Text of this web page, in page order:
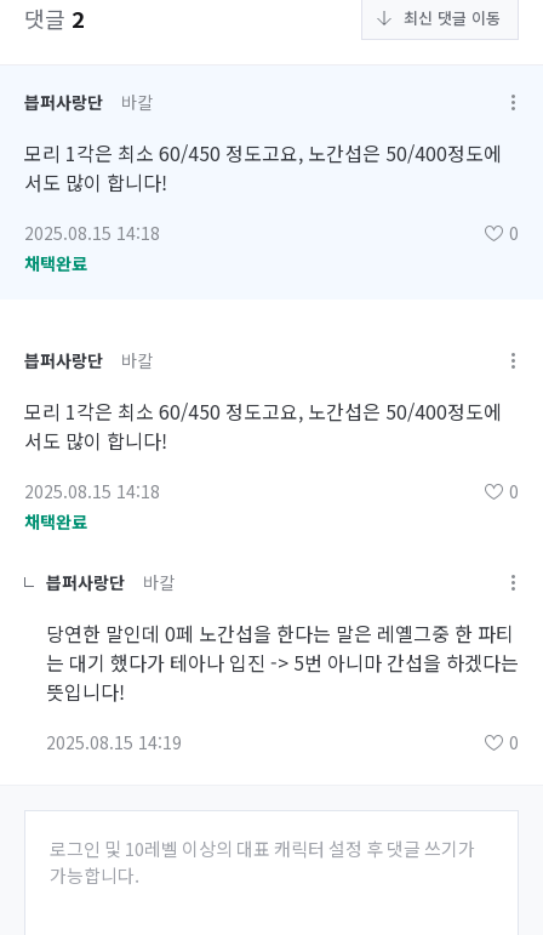
댓글 2 최신 댓글 이동
븝퍼사랑단 바칼
모리 1각은 최소 60/450 정도고요, 노간섭은 50/400정도에
서도 많이 합니다!
2025.08.15 14:18
0
채택완료
븝퍼사랑단 바칼
모리 1각은 최소 60/450 정도고요, 노간섭은 50/400정도에
서도 많이 합니다!
2025.08.15 14:18
0
채택완료
븝퍼사랑단 바칼
당연한 말인데 0페 노간섭을 한다는 말은 레옐그중 한 파티
는 대기 했다가 테아나 입진 -> 5번 아니마 간섭을 하겠다는
뜻입니다!
2025.08.15 14:19 0
로그인 및 10레벨 이상의 대표 캐릭터 설정 후 댓글 쓰기가
가능합니다.